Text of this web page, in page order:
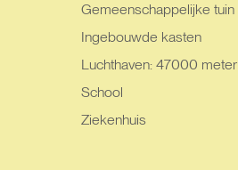
Gemeenschappelijke tuin
Ingebouwde kasten
Luchthaven: 47000 meter
School
Ziekenhuis